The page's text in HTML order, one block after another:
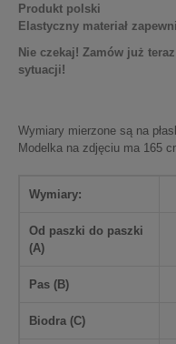
Produkt polski
Elastyczny materiał
Nie czekaj! Zamów już
sytuacji!
Wymiary mierzone są na
Modelka na zdjęciu ma 165
Wymiary:
Od paszki do paszki
(A)
Pas (B)
Biodra (C)